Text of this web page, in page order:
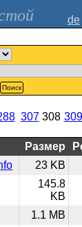
de
Поиск
307 308 309
Размер
23 KB
145.8
KB
1.1 MB